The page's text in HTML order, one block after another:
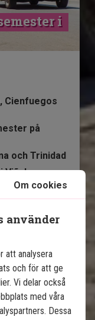
i
Cienfuegos
på
och Trinidad
Viñales
Läs mer
Om cookies
använder
att analysera
och för att ge
Vi delar också
med våra
Dessa